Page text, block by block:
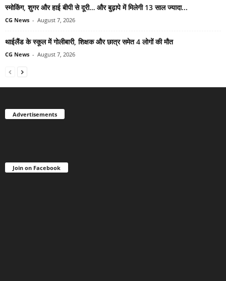
स्मोकिंग, शुगर और हाई बीपी से दूरी… और बुढ़ापे में मिलेगी 13 साल ज्यादा...
CG News - August 7, 2026
थाईलैंड के स्कूल में गोलीबारी, शिक्षक और छात्र समेत 4 लोगों की मौत
CG News - August 7, 2026
Advertisements
Join on Facebook